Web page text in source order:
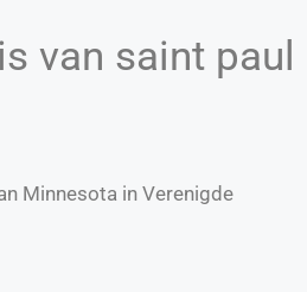
van saint paul
Minnesota in Verenigde